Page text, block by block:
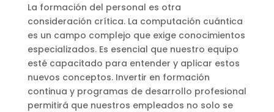
La formación del personal es otra
consideración crítica. La computación cuántica
es un campo complejo que exige conocimientos
especializados. Es esencial que nuestro equipo
esté capacitado para entender y aplicar estos
nuevos conceptos. Invertir en formación
continua y programas de desarrollo profesional
permitirá que nuestros empleados no solo se